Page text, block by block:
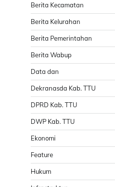
Berita Kecamatan
Berita Kelurahan
Berita Pemerintahan
Berita Wabup
Data dan
Dekranasda Kab. TTU
DPRD Kab. TTU
DWP Kab. TTU
Ekonomi
Feature
Hukum